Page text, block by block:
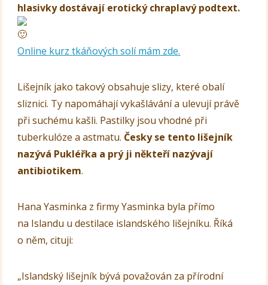
hlasivky dostávají erotický chraplavý podtext.
Online kurz tkáňových solí mám zde.
Lišejník jako takový obsahuje slizy, které obalí
sliznici. Ty napomáhají vykašlávání a ulevují právě
při suchému kašli. Pastilky jsou vhodné při
tuberkulóze a astmatu. Česky se tento lišejník
nazývá Pukléřka a prý ji někteří nazývají
antibiotikem.
Hana Yasminka z firmy Yasminka byla přímo
na Islandu u destilace islandského lišejníku. Říká
o něm, cituji:
„Islandský lišejník bývá považován za přírodní